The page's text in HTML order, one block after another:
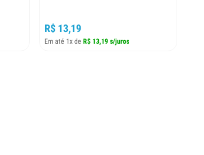
R$ 13,19
Em até 1x de R$ 13,19 s/juros